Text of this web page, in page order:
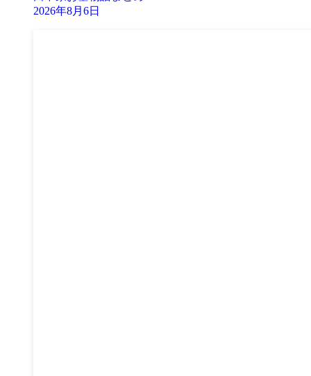
2026年8月6日